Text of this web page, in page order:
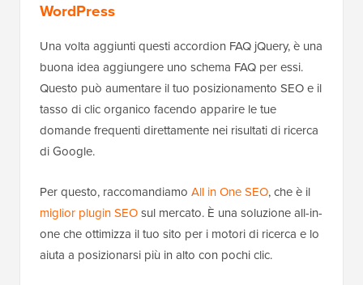
WordPress
Una volta aggiunti questi accordion FAQ jQuery, è una
buona idea aggiungere uno schema FAQ per essi.
Questo può aumentare il tuo posizionamento SEO e il
tasso di clic organico facendo apparire le tue
domande frequenti direttamente nei risultati di ricerca
di Google.
Per questo, raccomandiamo All in One SEO, che è il
miglior plugin SEOsul mercato. È una soluzione all-in-
one che ottimizza il tuo sito per i motori di ricerca e lo
aiuta a posizionarsi più in alto con pochi clic.